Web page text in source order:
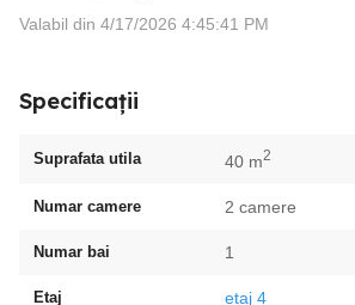
Valabil din 4/17/2026 4:45:41 PM
Specificații
Suprafata utila 40 m2
Numar camere 2 camere
Numar bai 1
Etaj etaj 4